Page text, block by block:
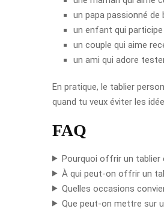
un papa passionné de
un enfant qui
un couple qui aime
un ami qui adore
En pratique, le tablier
quand tu veux éviter les
FAQ
Pourquoi offrir un tablier
À qui peut-on offrir un
Quelles occasions
Que peut-on mettre sur